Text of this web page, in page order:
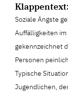
Soziale Ängste
Auffälligkeiten
gekennzeichnet
Personen
Typische
Jugendlichen,